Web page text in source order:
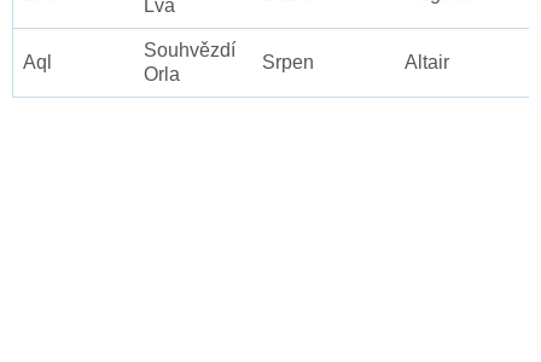
Lva
Aql
Souhvězdí
Orla
Srpen Altair